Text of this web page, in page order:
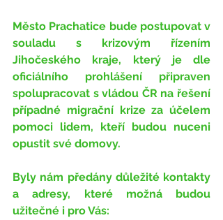
Město Prachatice bude postupovat v
souladu s krizovým řízením
Jihočeského kraje, který je dle
oficiálního prohlášení připraven
spolupracovat s vládou ČR na řešení
případné migrační krize za účelem
pomoci lidem, kteří budou nuceni
opustit své domovy.
Byly nám předány důležité kontakty
a adresy, které možná budou
užitečné i pro Vás: